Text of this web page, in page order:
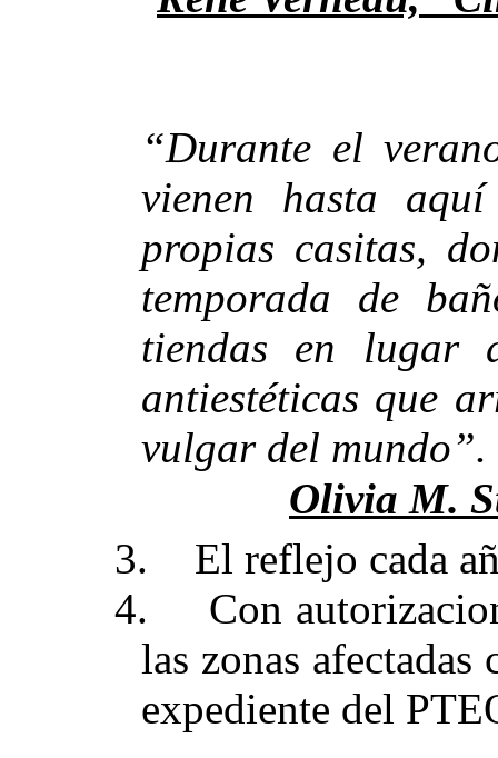
“Durante el
vienen hasta
propias casitas,
temporada de
tiendas en lugar
antiestéticas que
vulgar del mundo”.
Olivia M.
3.
El reflejo cada
4.
Con
las zonas afectadas
expediente del